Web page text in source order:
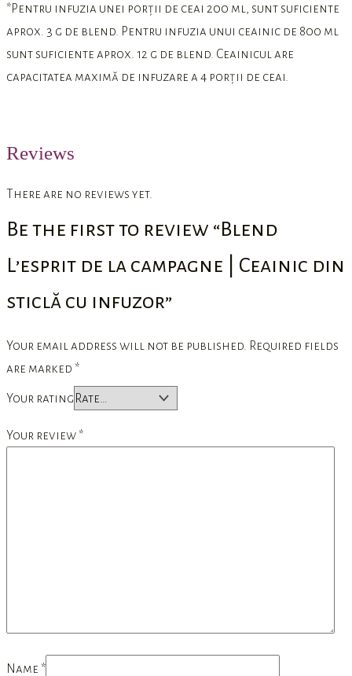
*Pentru infuzia unei porții de ceai 200 ml, sunt suficiente
aprox. 3 g de blend. Pentru infuzia unui ceainic de 800 ml
sunt suficiente aprox. 12 g de blend. Ceainicul are
capacitatea maximă de infuzare a 4 porții de ceai.
Reviews
There are no reviews yet.
Be the first to review “Blend
L’esprit de la campagne | Ceainic din
sticlă cu infuzor”
Your email address will not be published. Required fields
are marked *
Your rating
Your review *
Name *